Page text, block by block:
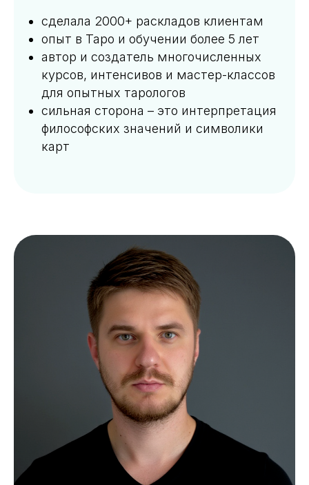
сделала 2000+ раскладов клиентам
опыт в Таро и обучении более 5 лет
автор и создатель многочисленных
курсов, интенсивов и мастер-классов
для опытных тарологов
сильная сторона – это интерпретация
философских значений и символики
карт